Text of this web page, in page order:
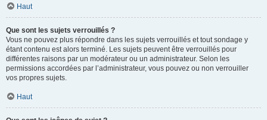
Haut
Que sont les sujets verrouillés ?
Vous ne pouvez plus répondre dans les sujets verrouillés et tout sondage y
étant contenu est alors terminé. Les sujets peuvent être verrouillés pour
différentes raisons par un modérateur ou un administrateur. Selon les
permissions accordées par l’administrateur, vous pouvez ou non verrouiller
vos propres sujets.
Haut